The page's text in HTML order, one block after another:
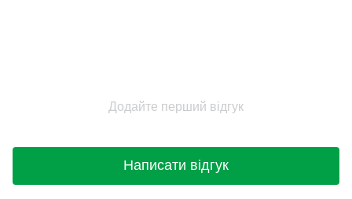
Додайте перший відгук
Написати відгук